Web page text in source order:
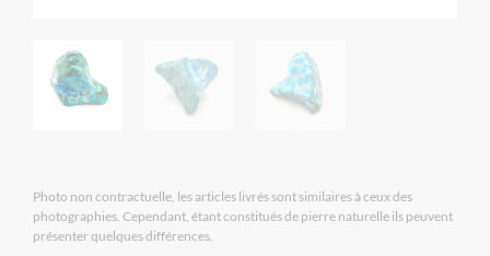
Photo non contractuelle, les articles livrés sont similaires à ceux des
photographies. Cependant, étant constitués de pierre naturelle ils peuvent
présenter quelques différences.